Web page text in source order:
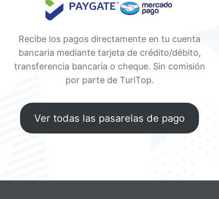
Recibe los pagos directamente en tu cuenta
bancaria mediante tarjeta de crédito/débito,
transferencia bancaria o cheque. Sin comisión
por parte de TuriTop.
Ver todas las pasarelas de pago